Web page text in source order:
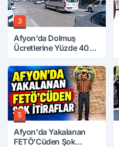
3
Afyon’da Dolmuş
Ücretlerine Yüzde 40
5
Afyon'da Yakalanan
FETÖ'Cüden Şok